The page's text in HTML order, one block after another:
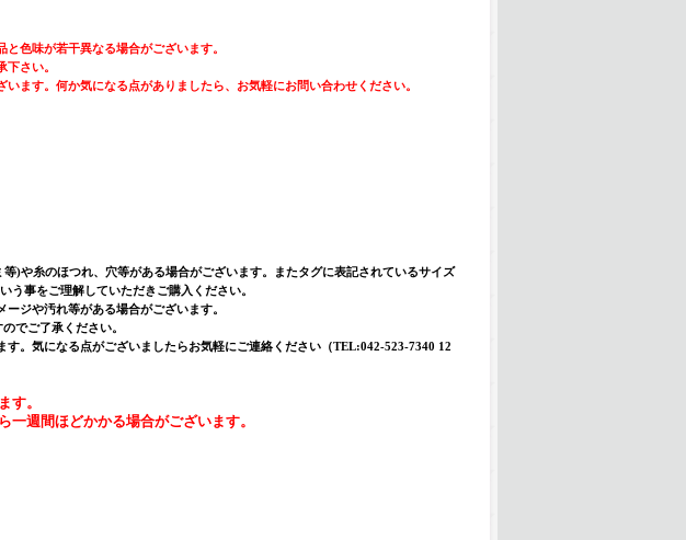
色味が若干異なる場合がございます。
さい。
ます。何か気になる点がありましたら、お気軽にお問い合わせください。
)や糸のほつれ、穴等がある場合がございます。またタグに表記されているサイズ
う事をご理解していただきご購入ください。
ジや汚れ等がある場合がございます。
でご了承ください。
す。気になる点がございましたらお気軽にご連絡ください（TEL:042-523-7340 12
す。
週間ほどかかる場合がございます。